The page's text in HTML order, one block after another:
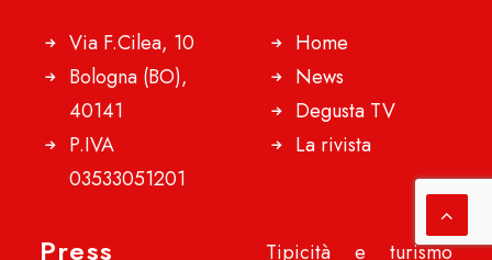
Via F.Cilea, 10
Bologna (BO),
40141
P.IVA
03533051201
Home
News
Degusta TV
La rivista
Press Tipicità e turismo